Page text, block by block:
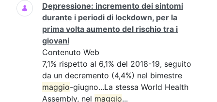
Depressione: incremento dei sintomi
durante i periodi di lockdown, per la
prima volta aumento del rischio tra i
giovani
Contenuto Web
7,1% rispetto al 6,1% del 2018-19, seguito
da un decremento (4,4%) nel bimestre
maggio-giugno...La stessa World Health
Assembly, nel maggio...